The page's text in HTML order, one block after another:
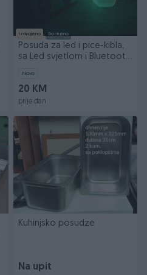
Izdvojeno Dostupno
Posuda za led i pice-kibla,
sa Led svjetlom i Bluetooth
Novo
20 KM
prije dan
Kuhinjsko posudze
Na upit